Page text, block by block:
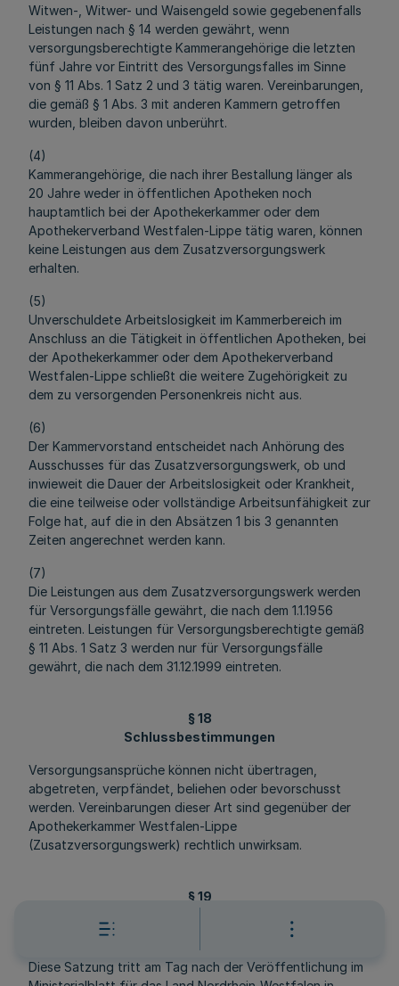
Witwen-, Witwer- und Waisengeld sowie gegebenenfalls
Leistungen nach § 14 werden gewährt, wenn
versorgungsberechtigte Kammerangehörige die letzten
fünf Jahre vor Eintritt des Versorgungsfalles im Sinne
von § 11 Abs. 1 Satz 2 und 3 tätig waren. Vereinbarungen,
die gemäß § 1 Abs. 3 mit anderen Kammern getroffen
wurden, bleiben davon unberührt.
(4)
Kammerangehörige, die nach ihrer Bestallung länger als
20 Jahre weder in öffentlichen Apotheken noch
hauptamtlich bei der Apothekerkammer oder dem
Apothekerverband Westfalen-Lippe tätig waren, können
keine Leistungen aus dem Zusatzversorgungswerk
erhalten.
(5)
Unverschuldete Arbeitslosigkeit im Kammerbereich im
Anschluss an die Tätigkeit in öffentlichen Apotheken, bei
der Apothekerkammer oder dem Apothekerverband
Westfalen-Lippe schließt die weitere Zugehörigkeit zu
dem zu versorgenden Personenkreis nicht aus.
(6)
Der Kammervorstand entscheidet nach Anhörung des
Ausschusses für das Zusatzversorgungswerk, ob und
inwieweit die Dauer der Arbeitslosigkeit oder Krankheit,
die eine teilweise oder vollständige Arbeitsunfähigkeit zur
Folge hat, auf die in den Absätzen 1 bis 3 genannten
Zeiten angerechnet werden kann.
(7)
Die Leistungen aus dem Zusatzversorgungswerk werden
für Versorgungsfälle gewährt, die nach dem 1.1.1956
eintreten. Leistungen für Versorgungsberechtigte gemäß
§ 11 Abs. 1 Satz 3 werden nur für Versorgungsfälle
gewährt, die nach dem 31.12.1999 eintreten.
§ 18
Schlussbestimmungen
Versorgungsansprüche können nicht übertragen,
abgetreten, verpfändet, beliehen oder bevorschusst
werden. Vereinbarungen dieser Art sind gegenüber der
Apothekerkammer Westfalen-Lippe
(Zusatzversorgungswerk) rechtlich unwirksam.
§ 19
Diese Satzung tritt am Tag nach der Veröffentlichung im